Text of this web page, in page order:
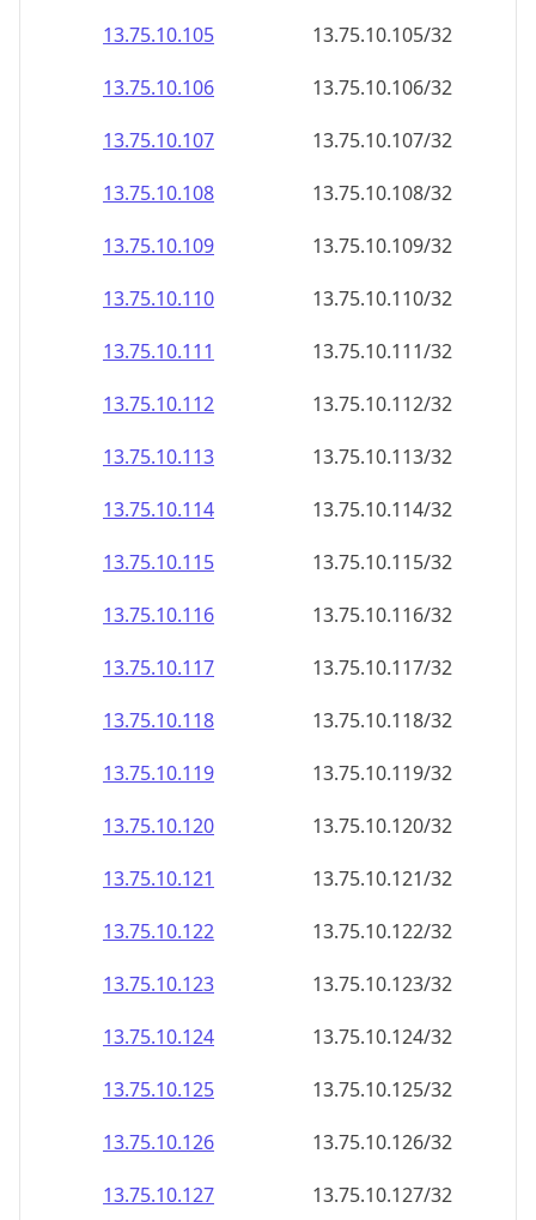
13.75.10.105
13.75.10.105/32
13.75.10.106
13.75.10.106/32
13.75.10.107
13.75.10.107/32
13.75.10.108
13.75.10.108/32
13.75.10.109
13.75.10.109/32
13.75.10.110
13.75.10.110/32
13.75.10.111
13.75.10.111/32
13.75.10.112
13.75.10.112/32
13.75.10.113
13.75.10.113/32
13.75.10.114
13.75.10.114/32
13.75.10.115
13.75.10.115/32
13.75.10.116
13.75.10.116/32
13.75.10.117
13.75.10.117/32
13.75.10.118
13.75.10.118/32
13.75.10.119
13.75.10.119/32
13.75.10.120
13.75.10.120/32
13.75.10.121
13.75.10.121/32
13.75.10.122
13.75.10.122/32
13.75.10.123
13.75.10.123/32
13.75.10.124
13.75.10.124/32
13.75.10.125
13.75.10.125/32
13.75.10.126
13.75.10.126/32
13.75.10.127
13.75.10.127/32